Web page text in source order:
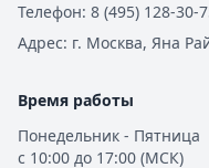
Телефон: 8 (495) 128-30-
Адрес: г. Москва, Яна
Время работы
Понедельник - Пятница
с 10:00 до 17:00 (МСК)